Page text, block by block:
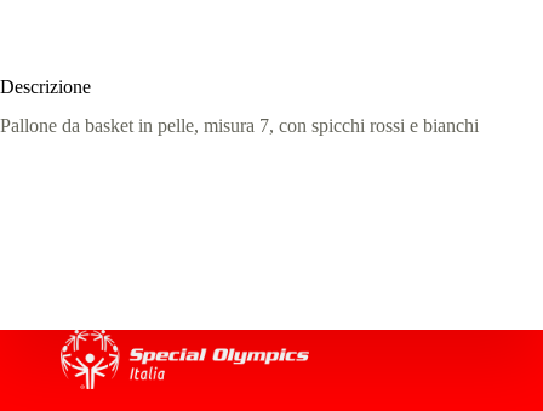
Descrizione
Pallone da basket in pelle, misura 7, con spicchi rossi e bianchi